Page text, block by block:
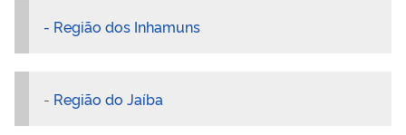
- Região dos Inhamuns
- Região do Jaíba